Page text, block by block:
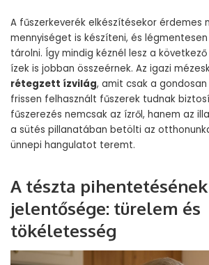
A fűszerkeverék elkészítésekor érdemes
mennyiséget is készíteni, és
tárolni. Így mindig kéznél lesz a
ízek is jobban összeérnek. Az igazi
rétegzett ízvilág, amit csak a
frissen felhasznált fűszerek tudnak
fűszerezés nemcsak az ízről, hanem az
a sütés pillanatában betölti az
ünnepi hangulatot teremt.
A tészta pihentetésének
jelentősége: türelem és
tökéletesség